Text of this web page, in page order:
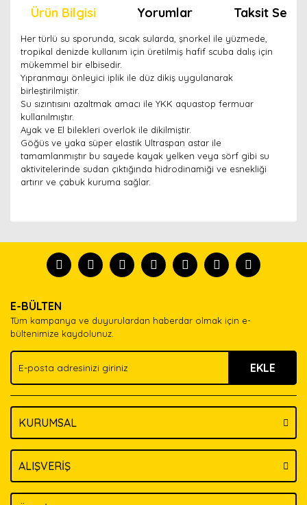
Ürün Bilgisi Yorumlar Taksit
Her türlü su sporunda, sıcak sularda, şnorkel ile yüzmede,
tropikal denizde kullanım için üretilmiş hafif scuba dalış için
mükemmel bir elbisedir.
Yıpranmayı önleyici iplik ile düz dikiş uygulanarak
birleştirilmiştir.
Su sızıntısını azaltmak amacı ile YKK aquastop fermuar
kullanılmıştır.
Ayak ve El bilekleri overlok ile dikilmiştir.
Göğüs ve yaka süper elastik Ultraspan astar ile
tamamlanmıştır bu sayede kayak yelken veya sörf gibi su
aktivitelerinde sudan çıktığında hidrodinamiği ve esnekliği
artırır ve çabuk kuruma sağlar.
tanısın.
formunu kullanarak tarafımıza iletebilirsiniz.
Görüş ve önerileriniz için teşekkür ederiz.
Ürün açıklamasında eksik bilgiler bulunuyor.
Ürün bilgilerinde hatalar bulunuyor.
Ürün fiyatı diğer sitelerden daha pahalı.
Bu ürüne benzer farklı alternatifler olmalı.
E-BÜLTEN
Tüm kampanya ve duyurulardan haberdar olmak için e-
bültenimize kaydolunuz.
EKLE
KURUMSAL
ALIŞVERİŞ